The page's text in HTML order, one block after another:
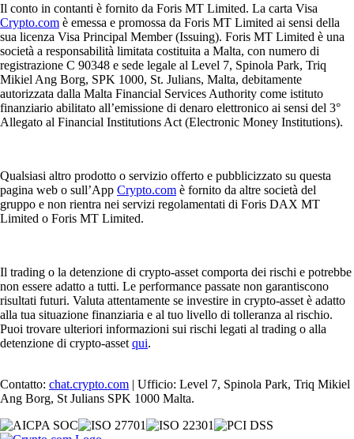
Il conto in contanti è fornito da Foris MT Limited. La carta Visa
Crypto.com è emessa e promossa da Foris MT Limited ai sensi della
sua licenza Visa Principal Member (Issuing). Foris MT Limited è una
società a responsabilità limitata costituita a Malta, con numero di
registrazione C 90348 e sede legale al Level 7, Spinola Park, Triq
Mikiel Ang Borg, SPK 1000, St. Julians, Malta, debitamente
autorizzata dalla Malta Financial Services Authority come istituto
finanziario abilitato all’emissione di denaro elettronico ai sensi del 3°
Allegato al Financial Institutions Act (Electronic Money Institutions).
Qualsiasi altro prodotto o servizio offerto e pubblicizzato su questa
pagina web o sull’App Crypto.com è fornito da altre società del
gruppo e non rientra nei servizi regolamentati di Foris DAX MT
Limited o Foris MT Limited.
Il trading o la detenzione di crypto-asset comporta dei rischi e potrebbe
non essere adatto a tutti. Le performance passate non garantiscono
risultati futuri. Valuta attentamente se investire in crypto-asset è adatto
alla tua situazione finanziaria e al tuo livello di tolleranza al rischio.
Puoi trovare ulteriori informazioni sui rischi legati al trading o alla
detenzione di crypto-asset qui.
Contatto: chat.crypto.com | Ufficio: Level 7, Spinola Park, Triq Mikiel
Ang Borg, St Julians SPK 1000 Malta.